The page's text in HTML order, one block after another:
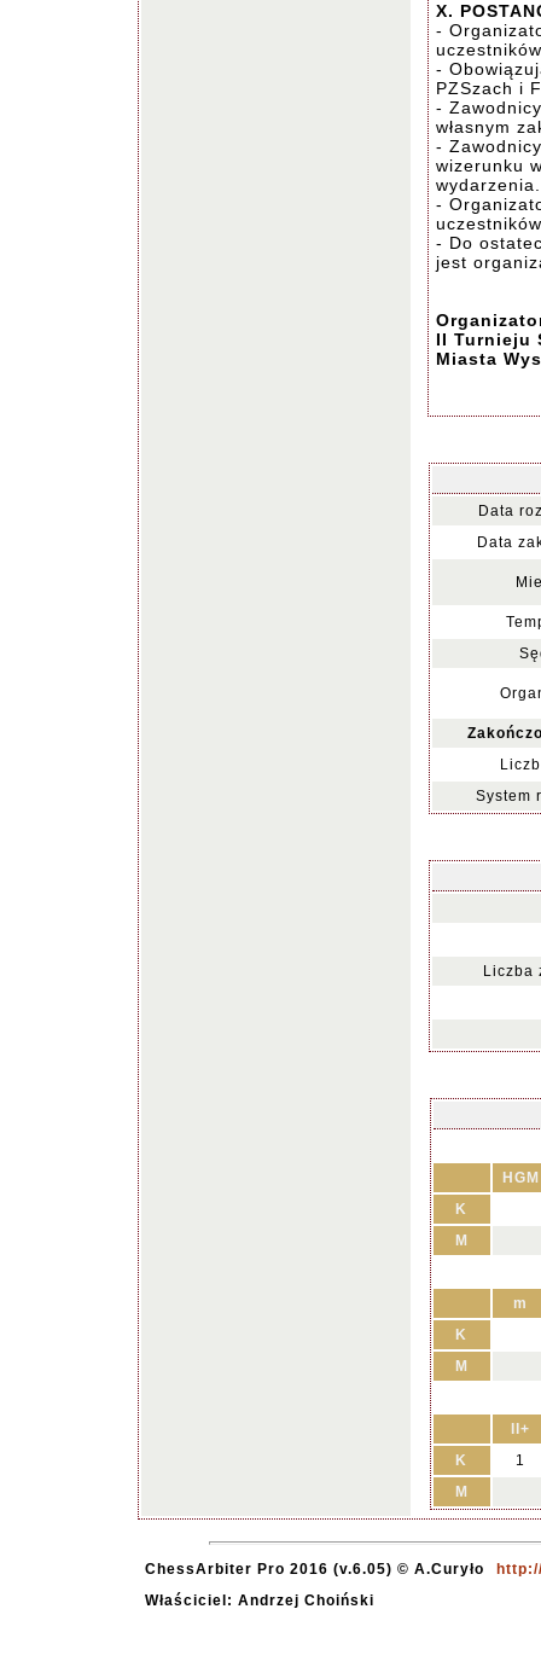
X.
-
-
PZSzach i
-
własnym
-
wizerunku
wydarzenia.
-
- Do
jest
II Turnieju
Miasta
Data
Data
System
Liczba
HGM
K
M
m
K
M
II+
K
1
M
ChessArbiter Pro 2016 (v.6.05) © A.Curyło
Właściciel: Andrzej Choiński